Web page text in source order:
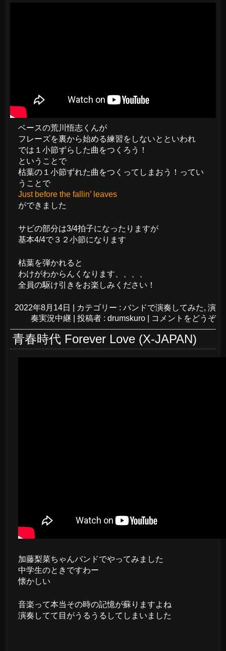
ベースの荒川悟志くんが
フレーズを裏から始める練習をしないとといわれ
では１小節ずらした曲をつくろう！
ということで
枯葉の１小節ずれた曲をつくってしまおう！ってい
うことで
Just before the fallin’ leaves
ができました
サビの部分は3/4拍子になったりますが
基本4/4で３２小節になります
枯葉を弾かれると
わけがわからんくなります、、、、
全員の駆け引きをお楽しみください！
2022年8月14日 カテゴリー : バンドで演奏してみた, 演
奏実況中継
投稿者 : drumskuro コメントをどうぞ
青春時代 Forever Love (X-JAPAN)
加藤梨菜ちゃんバンドでやってみました
中学生のときですわー
懐かしい
音楽って本当その時の記憶が蘇りますよね
演奏してて目がうるうるしてしまいました